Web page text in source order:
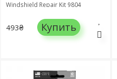
Windshield Repair Kit 9804
493₴ Купить